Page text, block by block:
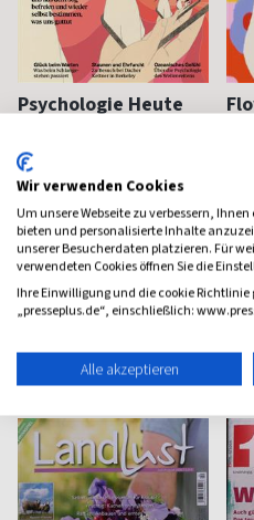
Psychologie Heute
ab 8,11 €
(monatlich) 4,40 (8
Haus & Garten
Wir verwenden Cookies
Um unsere Webseite zu verbessern,
bieten und personalisierte Inhalte
unserer Besucherdaten platzieren. Für
verwendeten Cookies öffnen Sie die
Ihre Einwilligung und die cookie Richtlinie
„presseplus.de“, einschließlich:
Alle akzeptieren